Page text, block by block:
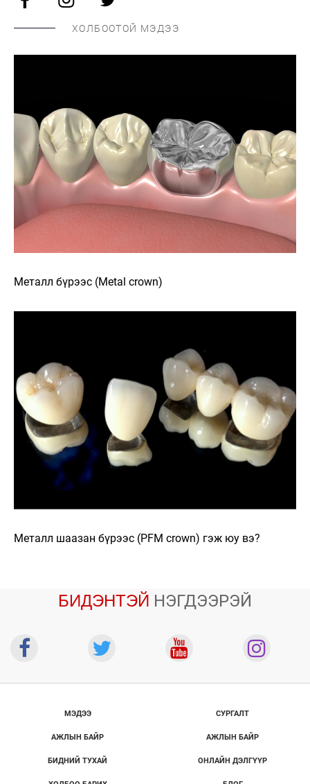
ХОЛБООТОЙ МЭДЭЭ
Металл бүрээс (Metal crown)
Металл шаазан бүрээс (PFM crown) гэж юу вэ?
БИДЭНТЭЙ НЭГДЭЭРЭЙ
МЭДЭЭ
АЖЛЫН БАЙР
БИДНИЙ ТУХАЙ
СУРГАЛТ
АЖЛЫН БАЙР
ОНЛАЙН ДЭЛГҮҮР